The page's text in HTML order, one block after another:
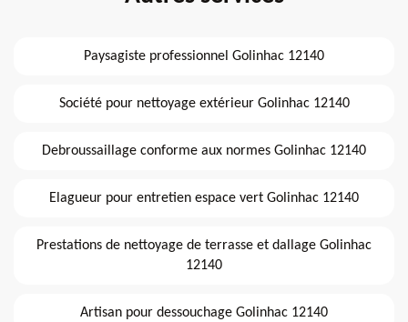
Paysagiste professionnel Golinhac 12140
Société pour nettoyage extérieur Golinhac 12140
Debroussaillage conforme aux normes Golinhac 12140
Elagueur pour entretien espace vert Golinhac 12140
Prestations de nettoyage de terrasse et dallage Golinhac
12140
Artisan pour dessouchage Golinhac 12140